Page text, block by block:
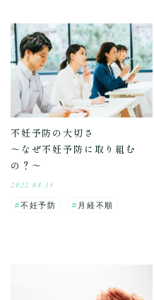
不妊予防の大切さ
～なぜ不妊予防に取り組む
の？～
2022.08.15
不妊予防 月経不順